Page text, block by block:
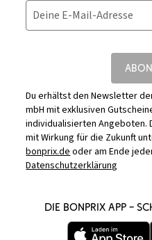
Deine E-Mail-Adresse
Du erhältst den Newsletter
mbH mit exklusiven
individualisierten Angeboten.
mit Wirkung für die Zukunft
bonprix.deoder am Ende
Datenschutzerklärung
DIE BONPRIX APP –